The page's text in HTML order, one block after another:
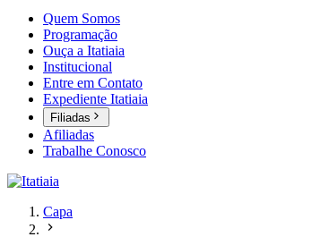
Quem Somos
Programação
Ouça a Itatiaia
Institucional
Entre em Contato
Expediente Itatiaia
Filiadas
Afiliadas
Trabalhe Conosco
Capa